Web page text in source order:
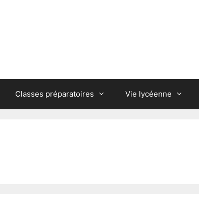
Classes préparatoires Vie lycéenne